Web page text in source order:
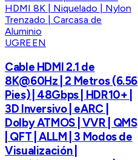
UGREEN
Cable HDMI 2.1 de
8K@60Hz | 2 Metros (6.56
Pies) | 48Gbps | HDR10+ |
3D Inversivo | eARC |
Dolby ATMOS | VVR | QMS
| QFT | ALLM | 3 Modos de
Visualización |